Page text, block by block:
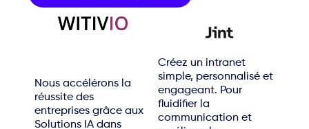
Créez un intranet
simple, personnalisé et
engageant. Pour
fluidifier la
communication et
Nous accélérons la
réussite des
entreprises grâce aux
Solutions IA dans